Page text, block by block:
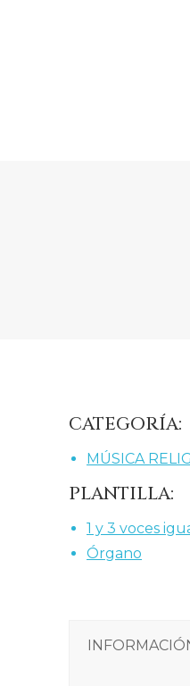
CATEGORÍA:
MÚSICA
PLANTILLA:
1 y 3 voces
Órgano